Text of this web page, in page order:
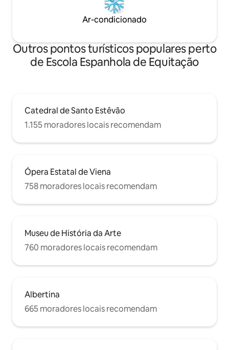
Ar-condicionado
Outros pontos turísticos populares perto
de Escola Espanhola de Equitação
Catedral de Santo Estêvão
1.155 moradores locais recomendam
Ópera Estatal de Viena
758 moradores locais recomendam
Museu de História da Arte
760 moradores locais recomendam
Albertina
665 moradores locais recomendam